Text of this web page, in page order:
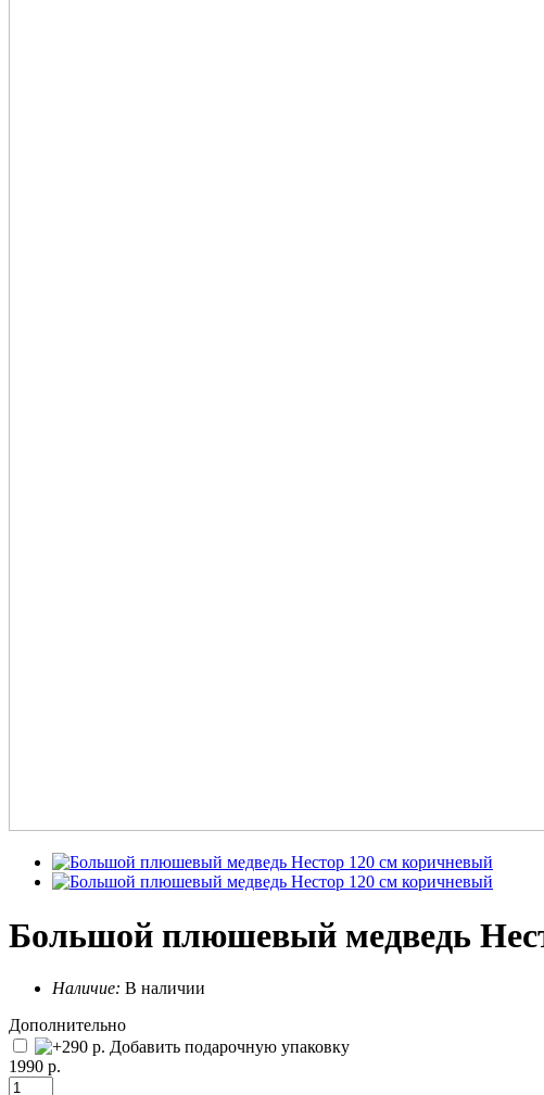
Большой плюшевый медведь
Наличие: В наличии
Дополнительно
Добавить подарочную упаковку
1990 р.